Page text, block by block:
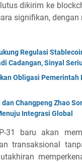
dikirim ke
signifikan,
Regulasi
Cadangan, Sinyal
Obligasi Pemerintah
dan Changpeng Zhao
Integrasi Global
31 baru akan
transaksional